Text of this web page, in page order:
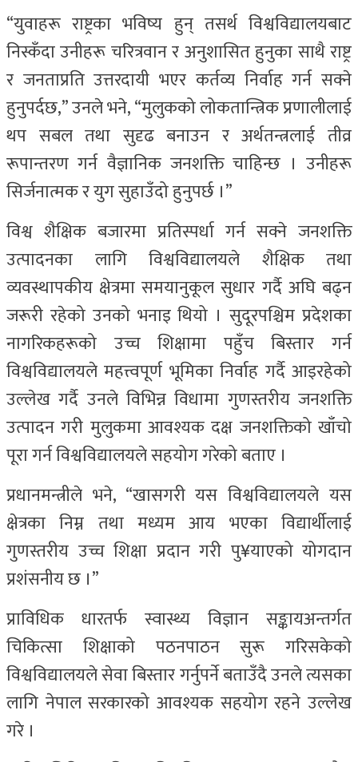
“युवाहरू राष्ट्रका भविष्य हुन् तसर्थ विश्वविद्यालयबाट
निस्कँदा उनीहरू चरित्रवान र अनुशासित हुनुका साथै राष्ट्र
र जनताप्रति उत्तरदायी भएर कर्तव्य निर्वाह गर्न सक्ने
हुनुपर्दछ,” उनले भने, “मुलुकको लोकतान्त्रिक प्रणालीलाई
थप सबल तथा सुदृढ बनाउन र अर्थतन्त्रलाई तीव्र
रूपान्तरण गर्न वैज्ञानिक जनशक्ति चाहिन्छ । उनीहरू
सिर्जनात्मक र युग सुहाउँदो हुनुपर्छ ।”
विश्व शैक्षिक बजारमा प्रतिस्पर्धा गर्न सक्ने जनशक्ति
उत्पादनका लागि विश्वविद्यालयले शैक्षिक तथा
व्यवस्थापकीय क्षेत्रमा समयानुकूल सुधार गर्दै अघि बढ्न
जरूरी रहेको उनको भनाइ थियो । सुदूरपश्चिम प्रदेशका
नागरिकहरूको उच्च शिक्षामा पहुँच बिस्तार गर्न
विश्वविद्यालयले महत्त्वपूर्ण भूमिका निर्वाह गर्दै आइरहेको
उल्लेख गर्दै उनले विभिन्न विधामा गुणस्तरीय जनशक्ति
उत्पादन गरी मुलुकमा आवश्यक दक्ष जनशक्तिको खाँचो
पूरा गर्न विश्वविद्यालयले सहयोग गरेको बताए ।
प्रधानमन्त्रीले भने, “खासगरी यस विश्वविद्यालयले यस
क्षेत्रका निम्न तथा मध्यम आय भएका विद्यार्थीलाई
गुणस्तरीय उच्च शिक्षा प्रदान गरी पु¥याएको योगदान
प्रशंसनीय छ ।”
प्राविधिक धारतर्फ स्वास्थ्य विज्ञान सङ्कायअन्तर्गत
चिकित्सा शिक्षाको पठनपाठन सुरू गरिसकेको
विश्वविद्यालयले सेवा बिस्तार गर्नुपर्ने बताउँदै उनले त्यसका
लागि नेपाल सरकारको आवश्यक सहयोग रहने उल्लेख
गरे ।